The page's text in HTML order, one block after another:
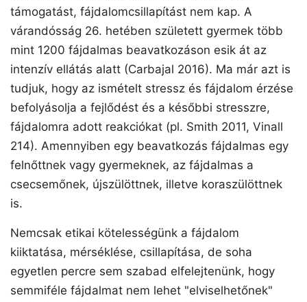
támogatást, fájdalomcsillapítást nem kap. A
várandósság 26. hetében született gyermek több
mint 1200 fájdalmas beavatkozáson esik át az
intenzív ellátás alatt (Carbajal 2016). Ma már azt is
tudjuk, hogy az ismételt stressz és fájdalom érzése
befolyásolja a fejlődést és a későbbi stresszre,
fájdalomra adott reakciókat (pl. Smith 2011, Vinall
214). Amennyiben egy beavatkozás fájdalmas egy
felnőttnek vagy gyermeknek, az fájdalmas a
csecsemőnek, újszülöttnek, illetve koraszülöttnek
is.
Nemcsak etikai kötelességünk a fájdalom
kiiktatása, mérséklése, csillapítása, de soha
egyetlen percre sem szabad elfelejtenünk, hogy
semmiféle fájdalmat nem lehet "elviselhetőnek"